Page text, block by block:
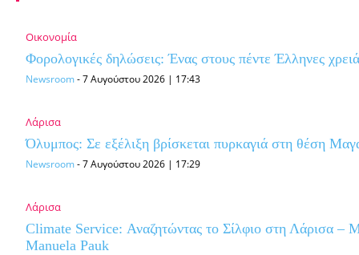
Οικονομία
Φορολογικές δηλώσεις: Ένας στους πέντε Έλληνες
Newsroom-7 Αυγούστου 2026 | 17:43
Λάρισα
Όλυμπος: Σε εξέλιξη βρίσκεται πυρκαγιά στη θέση
Newsroom-7 Αυγούστου 2026 | 17:29
Λάρισα
Climate Service: Αναζητώντας το Σίλφιο στη Λάρισα –
Manuela Pauk